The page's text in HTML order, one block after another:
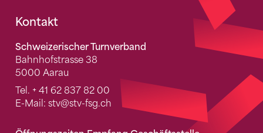
Fusszeile
Kontakt
Schweizerischer Turnverband
Bahnhofstrasse 38
5000 Aarau
Tel. + 41 62 837 82 00
E-Mail: stv@stv-fsg.ch